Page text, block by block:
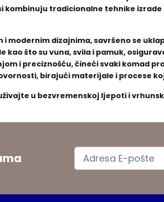
tradicionalne tehnike
i modernim dizajnima, savršeno se
što su vuna, svila i pamuk,
i preciznošću, čineći svaki komad
birajući materijale i procese
u bezvremenskoj ljepoti i